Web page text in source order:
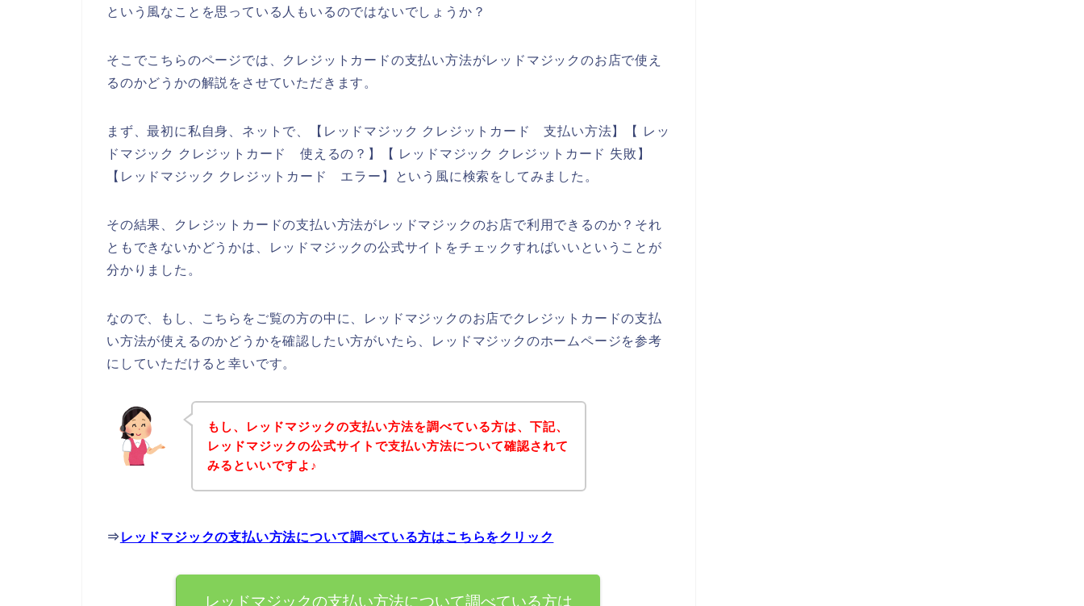
という風なことを思っている人もいるのではないでしょうか？
そこでこちらのページでは、クレジットカードの支払い方法がレッドマジックのお店で使え
るのかどうかの解説をさせていただきます。
まず、最初に私自身、ネットで、【レッドマジック クレジットカード 支払い方法】【 レッ
ドマジック クレジットカード 使えるの？】【 レッドマジック クレジットカード 失敗】
【レッドマジック クレジットカード エラー】という風に検索をしてみました。
その結果、クレジットカードの支払い方法がレッドマジックのお店で利用できるのか？それ
ともできないかどうかは、レッドマジックの公式サイトをチェックすればいいということが
分かりました。
なので、もし、こちらをご覧の方の中に、レッドマジックのお店でクレジットカードの支払
い方法が使えるのかどうかを確認したい方がいたら、レッドマジックのホームページを参考
にしていただけると幸いです。
もし、レッドマジックの支払い方法を調べている方は、下記、
レッドマジックの公式サイトで支払い方法について確認されて
みるといいですよ♪
⇒ レッドマジックの支払い方法について調べている方はこちらをクリック
レッドマジックの支払い方法について調べている方は